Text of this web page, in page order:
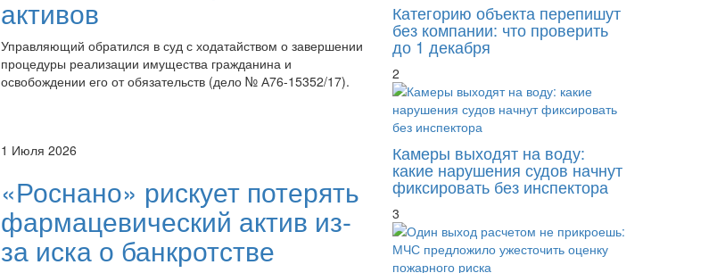
активов
Управляющий обратился в суд с ходатайством о завершении
процедуры реализации имущества гражданина и
освобождении его от обязательств (дело № А76-15352/17).
1 Июля 2026
«Роснано» рискует потерять
фармацевический актив из-
за иска о банкротстве
Категорию объекта перепишут
без компании: что проверить
до 1 декабря
2
Камеры выходят на воду:
какие нарушения судов начнут
фиксировать без инспектора
3